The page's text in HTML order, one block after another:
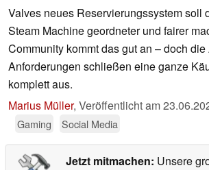
Valves neues Reservierungssystem soll
Steam Machine geordneter und fairer
Community kommt das gut an – doch
Anforderungen schließen eine ganze
komplett aus.
Marius Müller, Veröffentlicht am
Gaming Social Media
Jetzt mitmachen: Unsere